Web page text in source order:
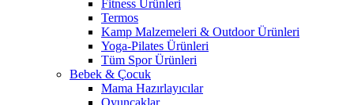
Fitness Ürünleri
Termos
Kamp Malzemeleri & Outdoor Ürünleri
Yoga-Pilates Ürünleri
Tüm Spor Ürünleri
Bebek & Çocuk
Mama Hazırlayıcılar
Oyuncaklar